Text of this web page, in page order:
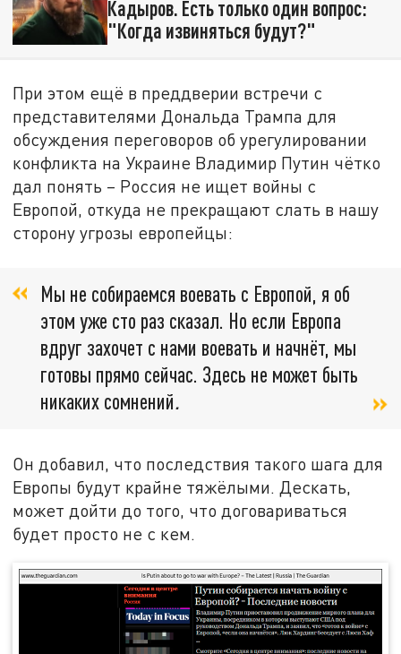
Кадыров. Есть только один вопрос:
"Когда извиняться будут?"
При этом ещё в преддверии встречи с
представителями Дональда Трампа для
обсуждения переговоров об урегулировании
конфликта на Украине Владимир Путин чётко
дал понять – Россия не ищет войны с
Европой, откуда не прекращают слать в нашу
сторону угрозы европейцы:
Мы не собираемся воевать с Европой, я об
этом уже сто раз сказал. Но если Европа
вдруг захочет с нами воевать и начнёт, мы
готовы прямо сейчас. Здесь не может быть
никаких сомнений.
Он добавил, что последствия такого шага для
Европы будут крайне тяжёлыми. Дескать,
может дойти до того, что договариваться
будет просто не с кем.